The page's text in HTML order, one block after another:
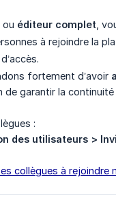
ou éditeur complet ,
à rejoindre la
fortement d’avoir
de garantir la
:
des utilisateurs >
collègues à rejoindre